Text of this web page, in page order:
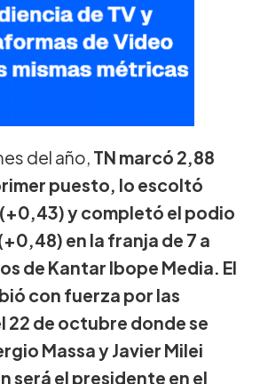
del año, TN marcó 2,88
puesto, lo escoltó
y completó el podio
en la franja de 7 a
de Kantar Ibope Media. El
con fuerza por las
22 de octubre donde se
Massa y Javier Milei
será el presidente en el